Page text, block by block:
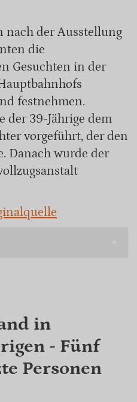
nach der Ausstellung
die
Gesuchten in der
festnehmen.
der 39-Jährige dem
vorgeführt, der den
Danach wurde der
in
- Fünf
Personen